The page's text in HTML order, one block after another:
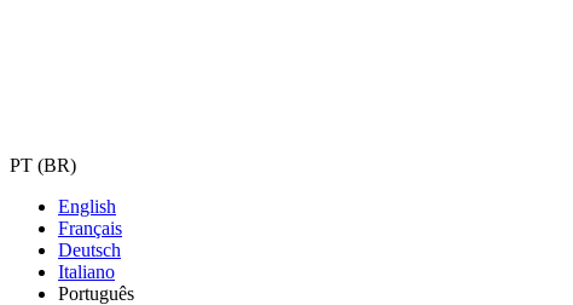
PT (BR)
English
Français
Deutsch
Italiano
Português